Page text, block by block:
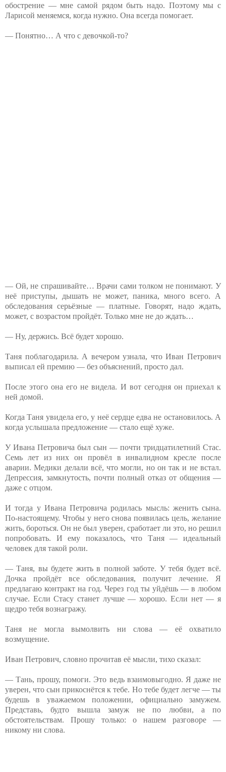
обострение — мне самой рядом быть надо. Поэтому мы с
Ларисой меняемся, когда нужно. Она всегда помогает.
— Понятно… А что с девочкой-то?
— Ой, не спрашивайте… Врачи сами толком не понимают. У
неё приступы, дышать не может, паника, много всего. А
обследования серьёзные — платные. Говорят, надо ждать,
может, с возрастом пройдёт. Только мне не до ждать…
— Ну, держись. Всё будет хорошо.
Таня поблагодарила. А вечером узнала, что Иван Петрович
выписал ей премию — без объяснений, просто дал.
После этого она его не видела. И вот сегодня он приехал к
ней домой.
Когда Таня увидела его, у неё сердце едва не остановилось. А
когда услышала предложение — стало ещё хуже.
У Ивана Петровича был сын — почти тридцатилетний Стас.
Семь лет из них он провёл в инвалидном кресле после
аварии. Медики делали всё, что могли, но он так и не встал.
Депрессия, замкнутость, почти полный отказ от общения —
даже с отцом.
И тогда у Ивана Петровича родилась мысль: женить сына.
По-настоящему. Чтобы у него снова появилась цель, желание
жить, бороться. Он не был уверен, сработает ли это, но решил
попробовать. И ему показалось, что Таня — идеальный
человек для такой роли.
— Таня, вы будете жить в полной заботе. У тебя будет всё.
Дочка пройдёт все обследования, получит лечение. Я
предлагаю контракт на год. Через год ты уйдёшь — в любом
случае. Если Стасу станет лучше — хорошо. Если нет — я
щедро тебя вознагражу.
Таня не могла вымолвить ни слова — её охватило
возмущение.
Иван Петрович, словно прочитав её мысли, тихо сказал:
— Тань, прошу, помоги. Это ведь взаимовыгодно. Я даже не
уверен, что сын прикоснётся к тебе. Но тебе будет легче — ты
будешь в уважаемом положении, официально замужем.
Представь, будто вышла замуж не по любви, а по
обстоятельствам. Прошу только: о нашем разговоре —
никому ни слова.